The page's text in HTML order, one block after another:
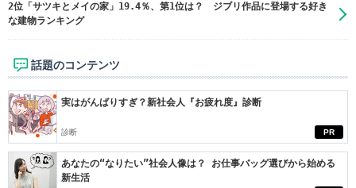
2位「サツキとメイの家」19.4％、第1位は？ ジブリ作品に登場する好き
な建物ランキング
話題のコンテンツ
PR
実はがんばりすぎ？新社会人『お疲れ度』診断
診断
あなたの“なりたい”社会人像は？ お仕事バッグ選びから始める
新生活